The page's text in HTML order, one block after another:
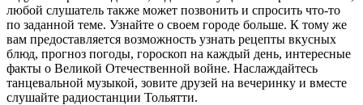
любой слушатель также может позвонить и спросить что-то
по заданной теме. Узнайте о своем городе больше. К тому же
вам предоставляется возможность узнать рецепты вкусных
блюд, прогноз погоды, гороскоп на каждый день, интересные
факты о Великой Отечественной войне. Наслаждайтесь
танцевальной музыкой, зовите друзей на вечеринку и вместе
слушайте радиостанции Тольятти.